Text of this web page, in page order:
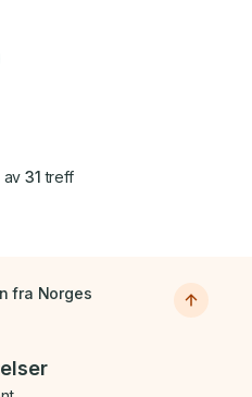
av 31 treff
fra Norges